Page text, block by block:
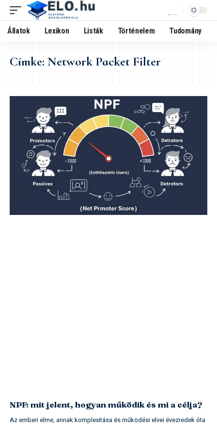
Állatok Lexikon Listák Történelem Tudomány
Címke:Network Packet Filter
NPF: mit jelent, hogyan működik és mi a célja?
Az emberi elme, annak komplexitása és működési elvei évezredek óta